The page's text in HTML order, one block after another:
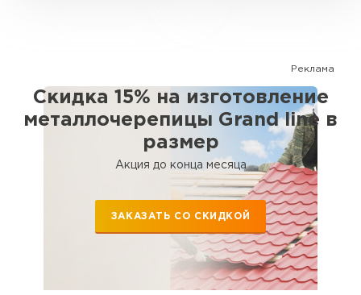
Реклама
Скидка 15% на изготовление
металлочерепицы Grand line в
размер
Акция до конца месяца
ЗАКАЗАТЬ СО СКИДКОЙ